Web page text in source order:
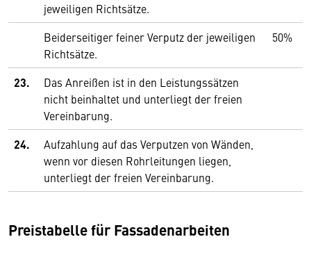
jeweiligen Richtsätze.
Beiderseitiger feiner Verputz der jeweiligen
Richtsätze.
50%
23.
Das Anreißen ist in den Leistungssätzen
nicht beinhaltet und unterliegt der freien
Vereinbarung.
24.
Aufzahlung auf das Verputzen von Wänden,
wenn vor diesen Rohrleitungen liegen,
unterliegt der freien Vereinbarung.
Preistabelle für Fassadenarbeiten